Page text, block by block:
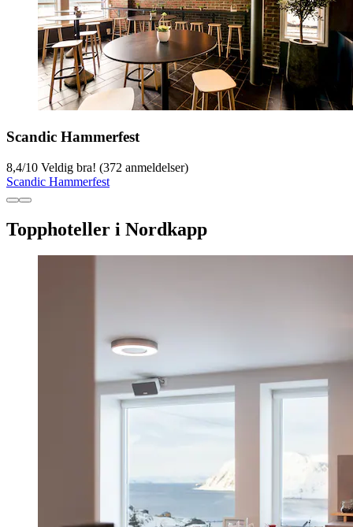
Scandic Hammerfest
8,4/10 Veldig bra! (372 anmeldelser)
Scandic Hammerfest
Topphoteller i Nordkapp